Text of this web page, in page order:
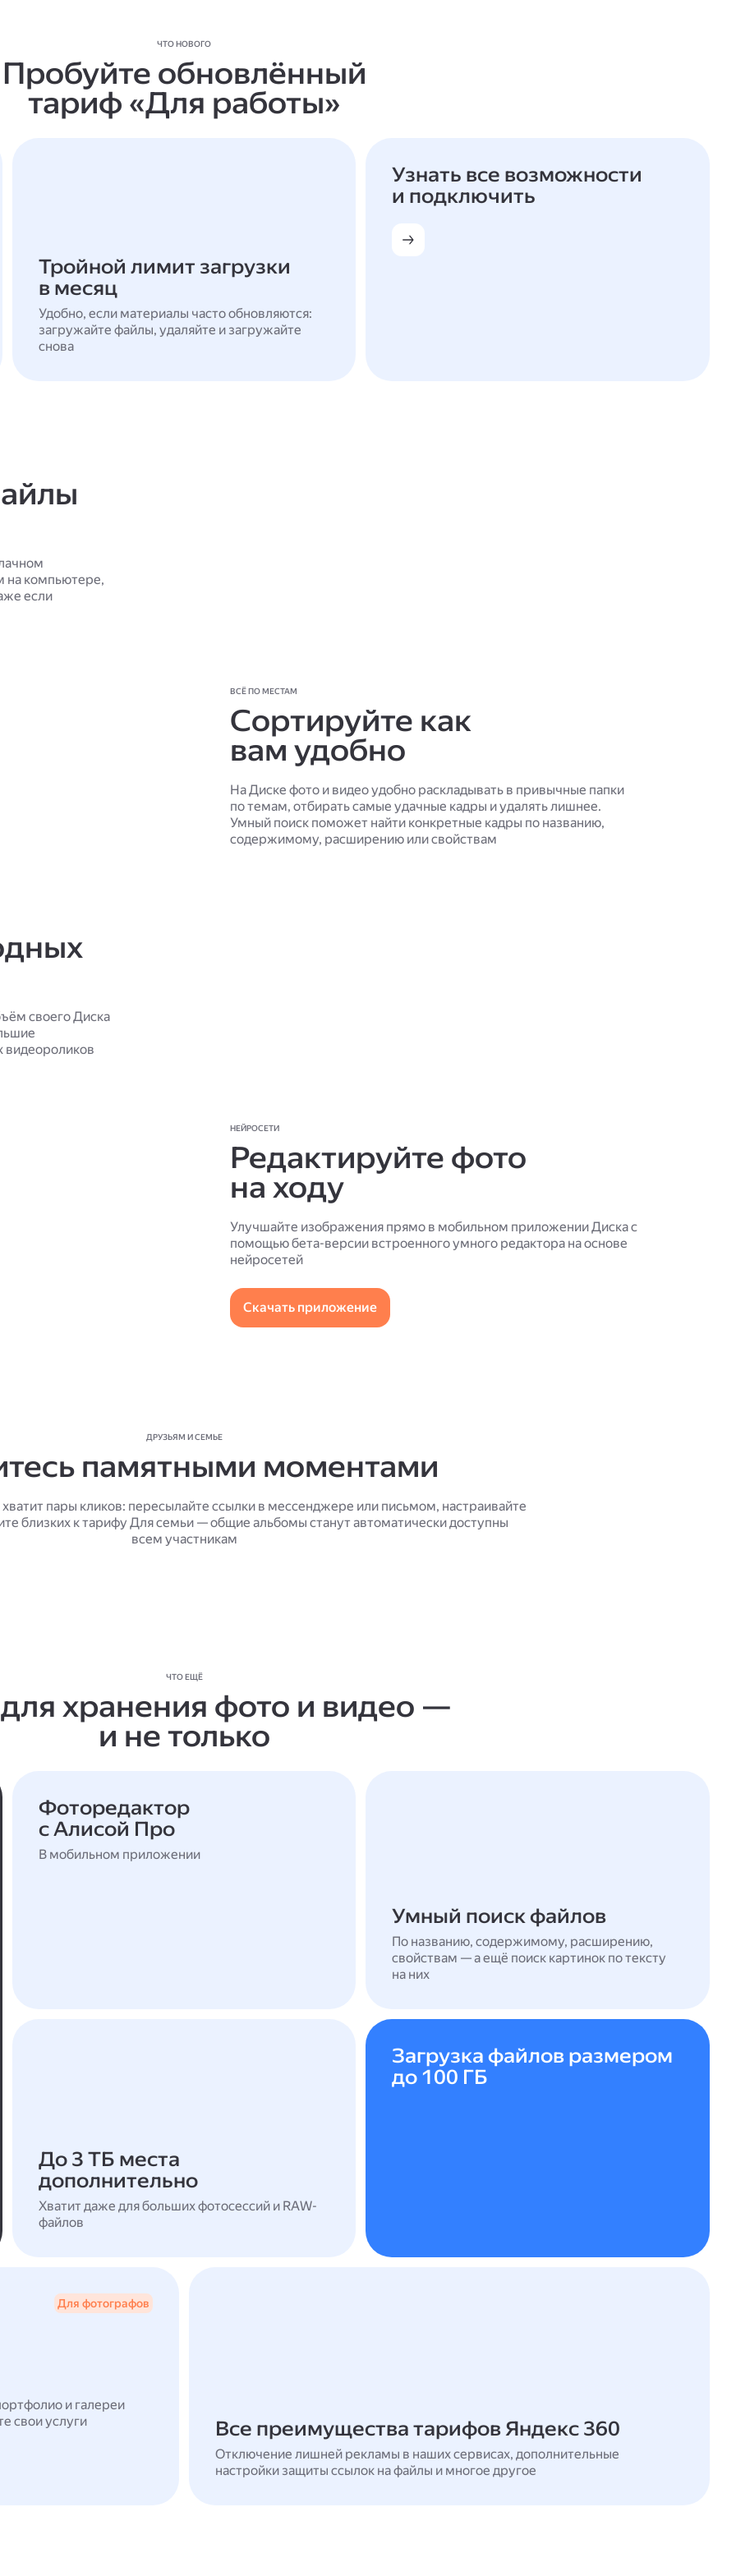
ЧТО НОВОГО
Пробуйте обновлённый
тариф «Для работы»
Тройной лимит загрузки
в месяц
Удобно, если материалы часто обновляются:
загружайте файлы, удаляйте и загружайте
снова
Узнать все возможности
и подключить
на компьютере,
если
ВСЁ ПО МЕСТАМ
Сортируйте как
вам удобно
На Диске фото и видео удобно раскладывать в привычные папки
по темам, отбирать самые удачные кадры и удалять лишнее.
Умный поиск поможет найти конкретные кадры по названию,
содержимому, расширению или свойствам
своего Диска
видеороликов
НЕЙРОСЕТИ
Редактируйте фото
на ходу
Улучшайте изображения прямо в мобильном приложении Диска с
помощью бета-версии встроенного умного редактора на основе
нейросетей
Скачать приложение
ДРУЗЬЯМ И СЕМЬЕ
памятными моментами
пары кликов: пересылайте ссылки в мессенджере или письмом, настраивайте
близких к тарифу Для семьи — общие альбомы станут автоматически доступны
всем участникам
ЧТО ЕЩЁ
хранения фото и видео —
и не только
Фоторедактор
с Алисой Про
В мобильном приложении
Умный поиск файлов
По названию, содержимому, расширению,
свойствам — а ещё поиск картинок по тексту
на них
До 3 ТБ места
дополнительно
Хватит даже для больших фотосессий и RAW-
файлов
Загрузка файлов размером
до 100 ГБ
и галереи
свои услуги
Для фотографов
Все преимущества тарифов Яндекс 360
Отключение лишней рекламы в наших сервисах, дополнительные
настройки защиты ссылок на файлы и многое другое